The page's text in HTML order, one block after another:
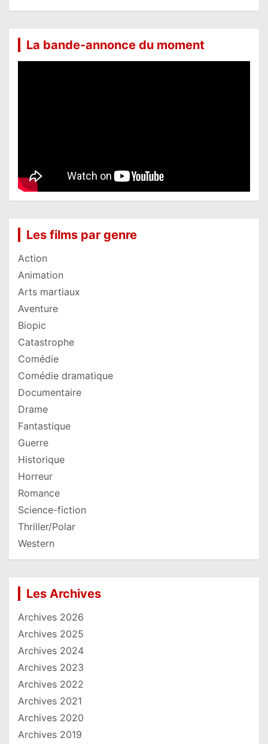
La bande-annonce du moment
Les films par genre
Action
Animation
Arts martiaux
Aventure
Biopic
Catastrophe
Comédie
Comédie dramatique
Documentaire
Drame
Fantastique
Guerre
Historique
Horreur
Romance
Science-fiction
Thriller/Polar
Western
Les Archives
Archives 2026
Archives 2025
Archives 2024
Archives 2023
Archives 2022
Archives 2021
Archives 2020
Archives 2019